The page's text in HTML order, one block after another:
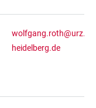
heidelberg.de